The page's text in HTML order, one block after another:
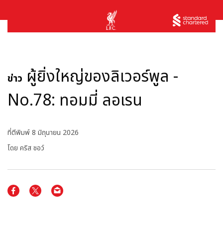
ข่าว ผู้ยิ่งใหญ่ของลิเวอร์พูล -
No.78: ทอมมี่ ลอเรน
ที่ตีพิมพ์8 มิถุนายน 2026
โดย คริส ชอว์